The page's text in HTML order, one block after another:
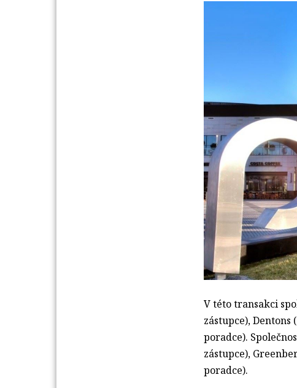
V této transakci
zástupce),
poradce).
zástupce),
poradce).